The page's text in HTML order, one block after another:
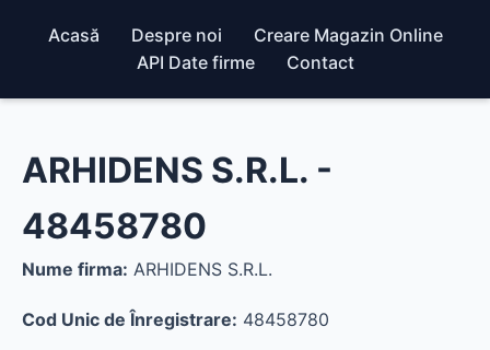
Acasă Despre noi
Creare Magazin Online
API Date firme
Contact
ARHIDENS S.R.L. -
48458780
Nume firma: ARHIDENS S.R.L.
Cod Unic de Înregistrare: 48458780